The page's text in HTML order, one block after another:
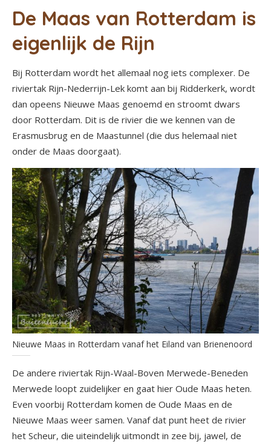
De Maas van Rotterdam is
eigenlijk de Rijn
Bij Rotterdam wordt het allemaal nog iets complexer. De
riviertak Rijn-Nederrijn-Lek komt aan bij Ridderkerk, wordt
dan opeens Nieuwe Maas genoemd en stroomt dwars
door Rotterdam. Dit is de rivier die we kennen van de
Erasmusbrug en de Maastunnel (die dus helemaal niet
onder de Maas doorgaat).
Nieuwe Maas in Rotterdam vanaf het Eiland van Brienenoord
De andere riviertak Rijn-Waal-Boven Merwede-Beneden
Merwede loopt zuidelijker en gaat hier Oude Maas heten.
Even voorbij Rotterdam komen de Oude Maas en de
Nieuwe Maas weer samen. Vanaf dat punt heet de rivier
het Scheur, die uiteindelijk uitmondt in zee bij, jawel, de